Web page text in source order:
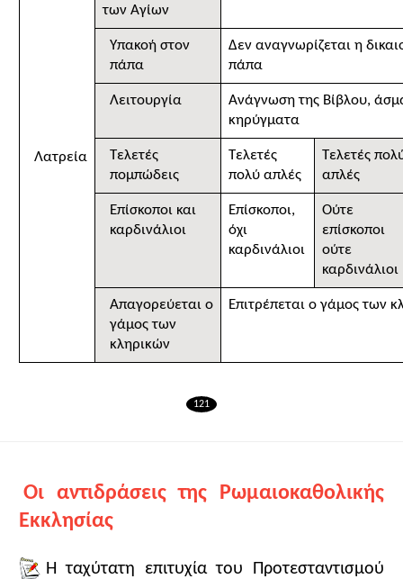
Λατρεία
των Αγίων
Υπακοή στον
πάπα
Δεν αναγνωρίζεται η
πάπα
Λειτουργία
Ανάγνωση της Βίβλου,
κηρύγματα
Τελετές
πομπώδεις
Τελετές
πολύ απλές
Τελετές
απλές
Επίσκοποι και
καρδινάλιοι
Επίσκοποι,
όχι
καρδινάλιοι
Ούτε
επίσκοποι
ούτε
καρδινάλιοι
Απαγορεύεται ο
γάμος των
κληρικών
Επιτρέπεται ο γάμος των
121
Οι αντιδράσεις της Ρωμαιοκαθολικής
Εκκλησίας
Η ταχύτατη επιτυχία του Προτεσταντισμού